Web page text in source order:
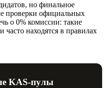
но финальное
проверки официальных
о 0% комиссии: такие
часто находятся в правилах
KAS-пулы